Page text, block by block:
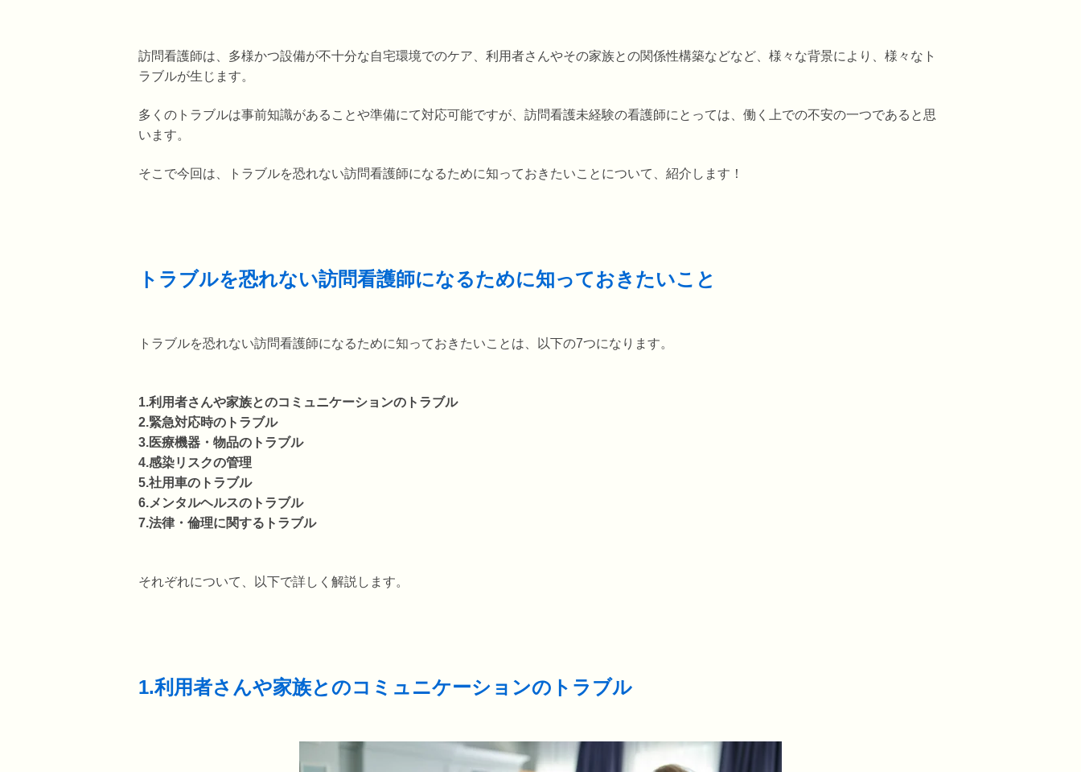
訪問看護師は、多様かつ設備が不十分な自宅環境でのケア、利用者さんやその家族との関係性構築などなど、様々な背景により、様々なト
ラブルが生じます。
多くのトラブルは事前知識があることや準備にて対応可能ですが、訪問看護未経験の看護師にとっては、働く上での不安の一つであると思
います。
そこで今回は、トラブルを恐れない訪問看護師になるために知っておきたいことについて、紹介します！
トラブルを恐れない訪問看護師になるために知っておきたいこと
トラブルを恐れない訪問看護師になるために知っておきたいことは、以下の7つになります。
1.利用者さんや家族とのコミュニケーションのトラブル
2.緊急対応時のトラブル
3.医療機器・物品のトラブル
4.感染リスクの管理
5.社用車のトラブル
6.メンタルヘルスのトラブル
7.法律・倫理に関するトラブル
それぞれについて、以下で詳しく解説します。
1.利用者さんや家族とのコミュニケーションのトラブル